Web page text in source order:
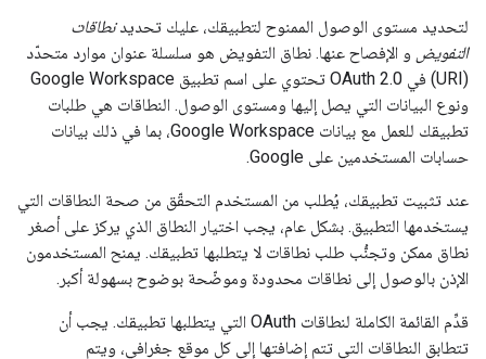
لتحديد مستوى الوصول الممنوح لتطبيقك، عليك تحديدنطاقات
التفويض و الإفصاح عنها. نطاق التفويض هو سلسلة عنوان موارد متحدّد
(URI) في OAuth 2.0 تحتوي على اسم تطبيق Google Workspace
ونوع البيانات التي يصل إليها ومستوى الوصول. النطاقات هي طلبات
تطبيقك للعمل مع بيانات Google Workspace، بما في ذلك بيانات
حسابات المستخدمين على Google.
عند تثبيت تطبيقك، يُطلب من المستخدم التحقّق من صحة النطاقات التي
يستخدمها التطبيق. بشكل عام، يجب اختيار النطاق الذي يركز على أصغر
نطاق ممكن وتجنُّب طلب نطاقات لا يتطلبها تطبيقك. يمنح المستخدمون
الإذن بالوصول إلى نطاقات محدودة وموضّحة بوضوح بسهولة أكبر.
قدِّم القائمة الكاملة لنطاقات OAuth التي يتطلبها تطبيقك. يجب أن
تتطابق النطاقات التي تتم إضافتها إلى كل موقع جغرافي، ويتم